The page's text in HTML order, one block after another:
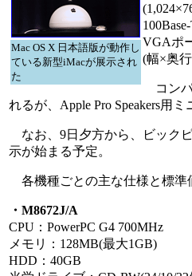
Mac OS X 日本語版が動作し
ている新型iMacが展示され
た
VGAポ
(幅×奥
コンパ
れるが、Apple Pro Speakers用
なお、9日夕方から、ビック
示が始まる予定。
各機種ごとの主な仕様と標準
・M8672J/A
CPU：PowerPC G4 700MHz
メモリ：128MB(最大1GB)
HDD：40GB